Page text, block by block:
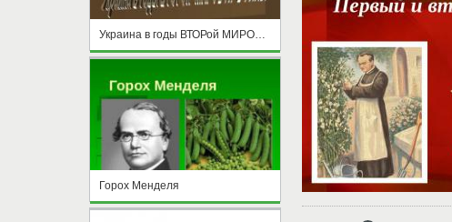
Украина в годы ВТОРой МИРОВой ВОЙНы
Горох Менделя